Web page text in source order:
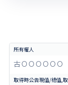
古ＯＯＯＯＯＯ